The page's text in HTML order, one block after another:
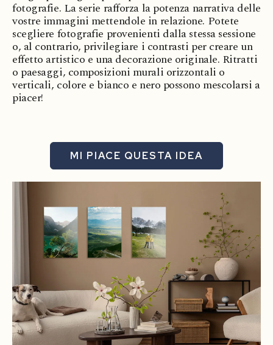
fotografie. La serie rafforza la potenza narrativa delle
vostre immagini mettendole in relazione. Potete
scegliere fotografie provenienti dalla stessa sessione
o, al contrario, privilegiare i contrasti per creare un
effetto artistico e una decorazione originale. Ritratti
o paesaggi, composizioni murali orizzontali o
verticali, colore e bianco e nero possono mescolarsi a
piacer!
MI PIACE QUESTA IDEA